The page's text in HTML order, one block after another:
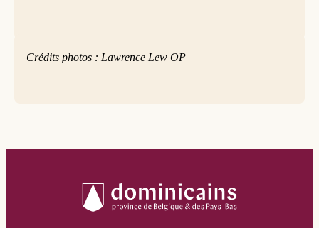
Crédits photos : Lawrence Lew OP